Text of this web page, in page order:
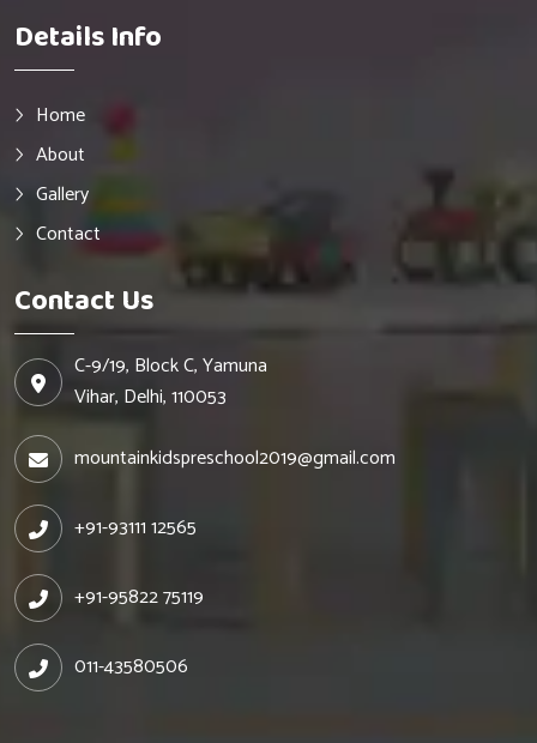
Details Info
Home
About
Gallery
Contact
Contact Us
C-9/19, Block C, Yamuna
Vihar, Delhi, 110053
mountainkidspreschool2019@gmail.com
+91-93111 12565
+91-95822 75119
011-43580506